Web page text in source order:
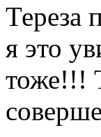
Тереза
я это
тоже!!!